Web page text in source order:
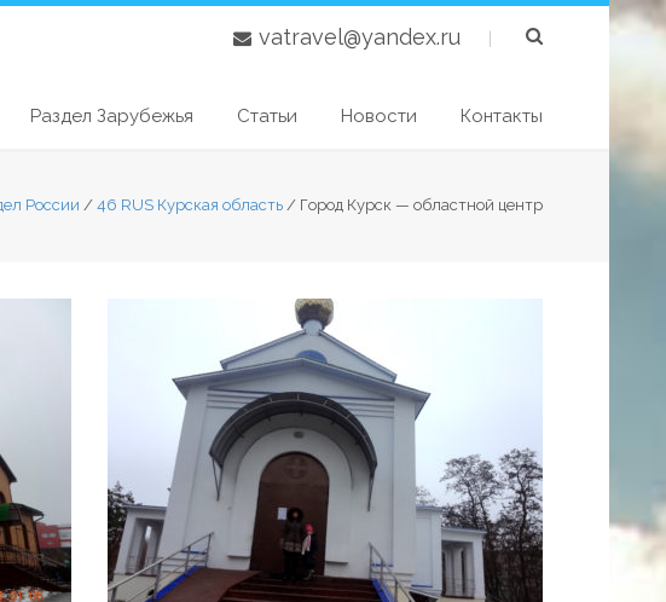
vatravel@yandex.ru |
Раздел Зарубежья Статьи Новости Контакты
России / 46 RUS Курская область / Город Курск — областной центр